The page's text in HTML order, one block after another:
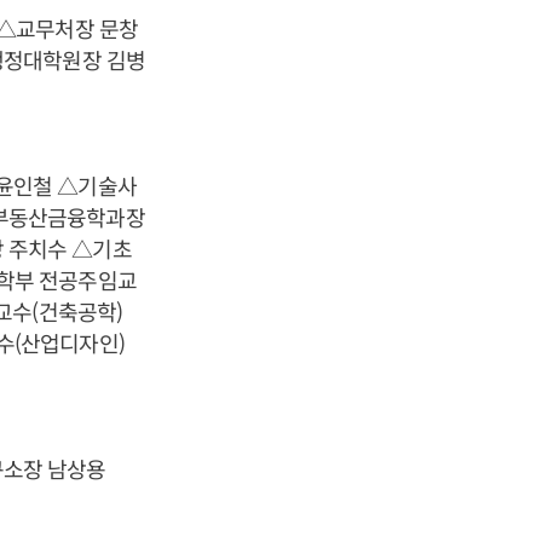
교무처장 문창
대학원장 김병
인철 △기술사
산금융학과장
주치수 △기초
부 전공주임교
수(건축공학)
(산업디자인)
장 남상용